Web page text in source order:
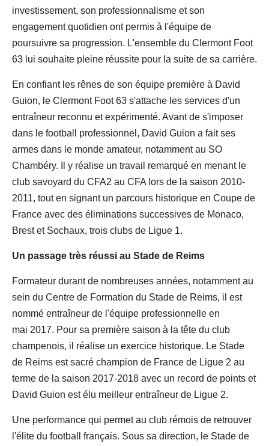
investissement, son professionnalisme et son
engagement quotidien ont permis à l'équipe de
poursuivre sa progression. L'ensemble du Clermont Foot
63 lui souhaite pleine réussite pour la suite de sa carrière.
En confiant les rênes de son équipe première à David
Guion, le Clermont Foot 63 s'attache les services d'un
entraîneur reconnu et expérimenté. Avant de s'imposer
dans le football professionnel, David Guion a fait ses
armes dans le monde amateur, notamment au SO
Chambéry. Il y réalise un travail remarqué en menant le
club savoyard du CFA2 au CFA lors de la saison 2010-
2011, tout en signant un parcours historique en Coupe de
France avec des éliminations successives de Monaco,
Brest et Sochaux, trois clubs de Ligue 1.
Un passage très réussi au Stade de Reims
Formateur durant de nombreuses années, notamment au
sein du Centre de Formation du Stade de Reims, il est
nommé entraîneur de l'équipe professionnelle en
mai 2017. Pour sa première saison à la tête du club
champenois, il réalise un exercice historique. Le Stade
de Reims est sacré champion de France de Ligue 2 au
terme de la saison 2017-2018 avec un record de points et
David Guion est élu meilleur entraîneur de Ligue 2.
Une performance qui permet au club rémois de retrouver
l'élite du football français. Sous sa direction, le Stade de